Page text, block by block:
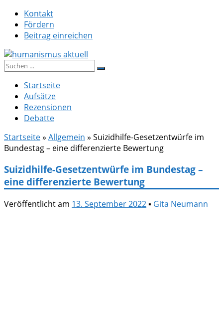
Zum
Inhalt
springen
Kontakt
Fördern
Beitrag einreichen
humanismus aktuell
Suche
Startseite
Aufsätze
Rezensionen
Debatte
Startseite» Allgemein » Suizidhilfe-Gesetzentwürfe im
Bundestag – eine differenzierte Bewertung
Suizidhilfe-Gesetzentwürfe im Bundestag –
eine differenzierte Bewertung
Veröffentlicht am 13. September 2022▪ Gita Neumann